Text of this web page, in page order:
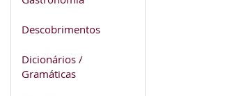
Descobrimentos
Dicionários /
Gramáticas